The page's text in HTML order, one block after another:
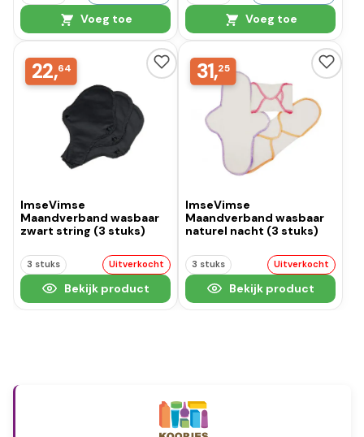
Voeg toe Voeg toe
22,64
ImseVimse
Maandverband wasbaar
zwart string (3 stuks)
3 stuks Uitverkocht
Bekijk product
31,25
ImseVimse
Maandverband wasbaar
naturel nacht (3 stuks)
3 stuks Uitverkocht
Bekijk product